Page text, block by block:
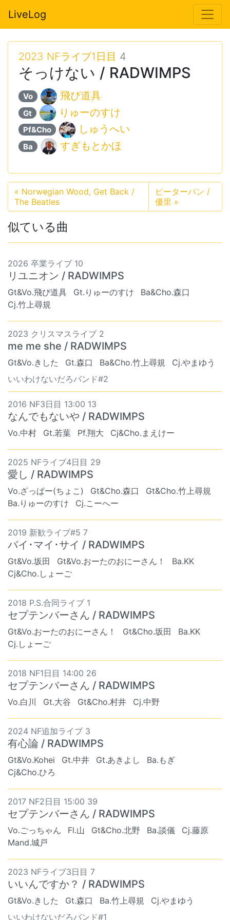
LiveLog
2023 NFライブ1日目 4
そっけない / RADWIMPS
Vo 飛び道具
Gt りゅーのすけ
Pf&Cho しゅうへい
Ba すぎもとかほ
« Norwegian Wood, Get Back /
The Beatles
ピーターパン /
優里 »
似ている曲
2026 卒業ライブ 10
リユニオン / RADWIMPS
Gt&Vo.飛び道具 Gt.りゅーのすけ
Ba&Cho.森口
Cj.竹上尋規
2023 クリスマスライブ 2
me me she / RADWIMPS
Gt&Vo.きした Gt.森口 Ba&Cho.竹上尋規
Cj.やまゆう
いいわけないだろバンド#2
2016 NF3日目 13:00 13
なんでもないや / RADWIMPS
Vo.中村 Gt.若葉 Pf.翔大 Cj&Cho.まえけー
2025 NFライブ4日目 29
愛し / RADWIMPS
Vo.ざっぱー(ちょこ) Gt&Cho.森口
Gt&Cho.竹上尋規
Ba.りゅーのすけ
Cj.こーへー
2019 新歓ライブ#5 7
バイ･マイ･サイ / RADWIMPS
Gt&Vo.坂田 Gt&Vo.おーたのおにーさん！
Ba.KK
Cj&Cho.しょーご
2018 P.S.合同ライブ 1
セプテンバーさん / RADWIMPS
Gt&Vo.おーたのおにーさん！ Gt&Cho.坂田
Ba.KK
Cj.しょーご
2018 NF1日目 14:00 26
セプテンバーさん / RADWIMPS
Vo.白川 Gt.大谷 Gt&Cho.村井 Cj.中野
2024 NF追加ライブ 3
有心論 / RADWIMPS
Gt&Vo.Kohei Gt.中井 Gt.あきよし
Ba.もぎ
Cj&Cho.ひろ
2017 NF2日目 15:00 39
セプテンバーさん / RADWIMPS
Vo.ごっちゃん Fl.山 Gt&Cho.北野 Ba.談儀
Cj.藤原
Mand.城戸
2023 NFライブ3日目 7
いいんですか？ / RADWIMPS
Gt&Vo.きした Gt.森口 Ba.竹上尋規
Cj.やまゆう
いいわけないだろバンド#1